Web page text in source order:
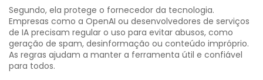
Segundo, ela protege o fornecedor da tecnologia.
Empresas como a OpenAI ou desenvolvedores de serviços
de IA precisam regular o uso para evitar abusos, como
geração de spam, desinformação ou conteúdo impróprio.
As regras ajudam a manter a ferramenta útil e confiável
para todos.